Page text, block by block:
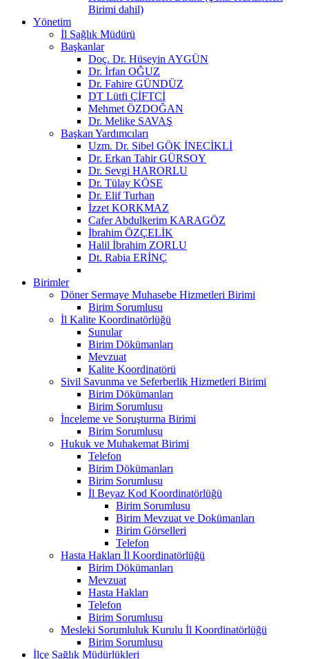
Birimi dahil)
Yönetim
İl Sağlık Müdürü
Başkanlar
Doç. Dr. Hüseyin AYGÜN
Dr. İrfan OĞUZ
Dr. Fahire GÜNDÜZ
DT Lütfi ÇİFTCİ
Mehmet ÖZDOĞAN
Dr. Melike SAVAŞ
Başkan Yardımcıları
Uzm. Dr. Sibel GÖK İNECİKLİ
Dr. Erkan Tahir GÜRSOY
Dr. Sevgi HARORLU
Dr. Tülay KÖSE
Dr. Elif Turhan
İzzet KORKMAZ
Cafer Abdulkerim KARAGÖZ
İbrahim ÖZÇELİK
Halil İbrahim ZORLU
Dt. Rabia ERİNÇ
Birimler
Döner Sermaye Muhasebe Hizmetleri Birimi
Birim Sorumlusu
İl Kalite Koordinatörlüğü
Sunular
Birim Dökümanları
Mevzuat
Kalite Koordinatörü
Sivil Savunma ve Seferberlik Hizmetleri Birimi
Birim Dökümanları
Birim Sorumlusu
İnceleme ve Soruşturma Birimi
Birim Sorumlusu
Hukuk ve Muhakemat Birimi
Telefon
Birim Dökümanları
Birim Sorumlusu
İl Beyaz Kod Koordinatörlüğü
Birim Sorumlusu
Birim Mevzuat ve Dokümanları
Birim Görselleri
Telefon
Hasta Hakları İl Koordinatörlüğü
Birim Dökümanları
Mevzuat
Hasta Hakları
Telefon
Birim Sorumlusu
Mesleki Sorumluluk Kurulu İl Koordinatörlüğü
Birim Sorumlusu
İlçe Sağlık Müdürlükleri